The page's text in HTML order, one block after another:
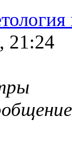
21:24